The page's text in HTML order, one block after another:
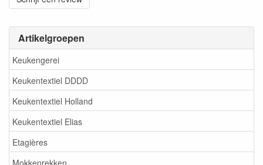
Artikelgroepen
Keukengerei
Keukentextiel DDDD
Keukentextiel Holland
Keukentextiel Elias
Etagières
Mokkenrekken